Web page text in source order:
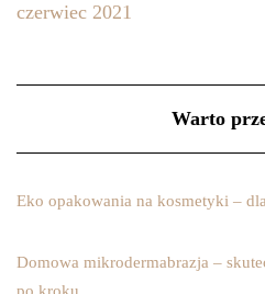
czerwiec 2021
Warto
Eko opakowania na kosmetyki –
Domowa mikrodermabrazja –